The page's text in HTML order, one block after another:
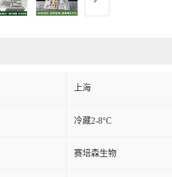
上海
冷藏2-8°C
赛培森生物